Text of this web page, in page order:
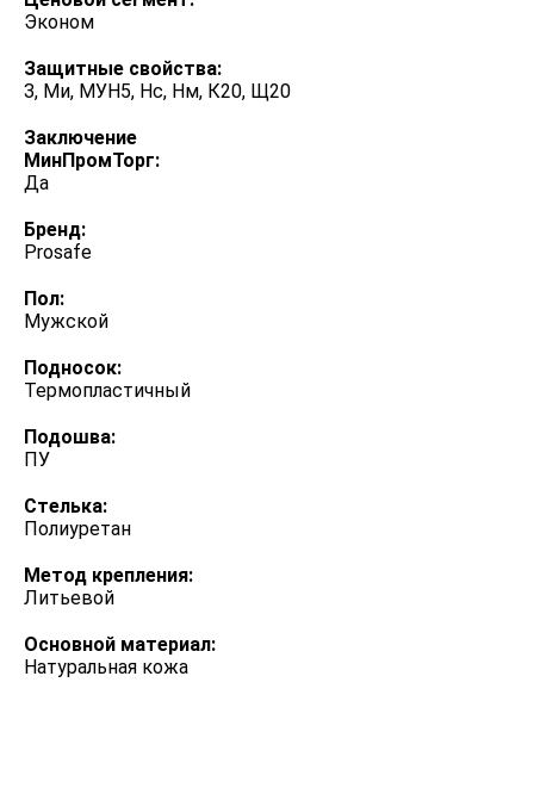
Эконом
Защитные свойства:
З, Ми, МУН5, Нс, Нм, К20, Щ20
Заключение
МинПромТорг:
Да
Бренд:
Prosafe
Пол:
Мужской
Подносок:
Термопластичный
Подошва:
ПУ
Стелька:
Полиуретан
Метод крепления:
Литьевой
Оcновной материал:
Натуральная кожа